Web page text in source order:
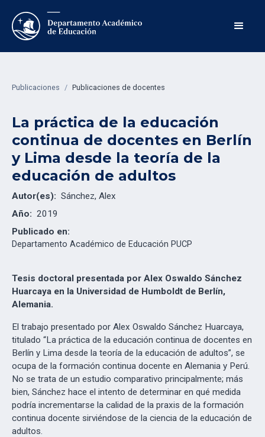
Publicaciones / Publicaciones de docentes
La práctica de la educación
continua de docentes en Berlín
y Lima desde la teoría de la
educación de adultos
Autor(es): Sánchez, Alex
Año: 2019
Publicado en:
Departamento Académico de Educación PUCP
Tesis doctoral presentada por Alex Oswaldo Sánchez
Huarcaya en la Universidad de Humboldt de Berlín,
Alemania.
El trabajo presentado por Alex Oswaldo Sánchez Huarcaya,
titulado “La práctica de la educación continua de docentes en
Berlín y Lima desde la teoría de la educación de adultos”, se
ocupa de la formación continua docente en Alemania y Perú.
No se trata de un estudio comparativo principalmente; más
bien, Sánchez hace el intento de determinar en qué medida
podría incrementarse la calidad de la praxis de la formación
continua docente sirviéndose de la ciencia de la educación de
adultos.